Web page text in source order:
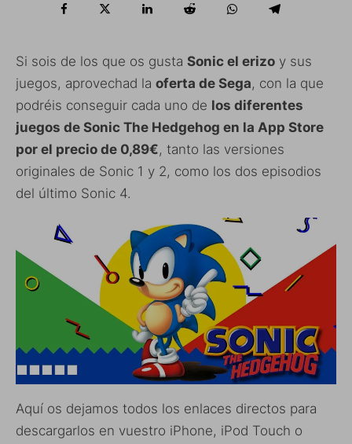
Si sois de los que os gusta Sonic el erizo y sus
juegos, aprovechad la oferta de Sega, con la que
podréis conseguir cada uno de los diferentes
juegos de Sonic The Hedgehog en la App Store
por el precio de 0,89€, tanto las versiones
originales de Sonic 1 y 2, como los dos episodios
del último Sonic 4.
Aquí os dejamos todos los enlaces directos para
descargarlos en vuestro iPhone, iPod Touch o